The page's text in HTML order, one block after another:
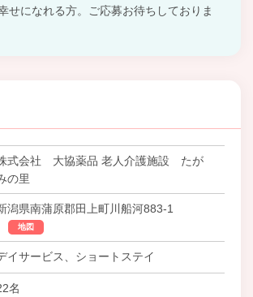
せになれる方。ご応募お待ちしておりま
式会社 大協薬品 老人介護施設 たが
の里
潟県南蒲原郡田上町川船河883-1
地図
イサービス、ショートステイ
名